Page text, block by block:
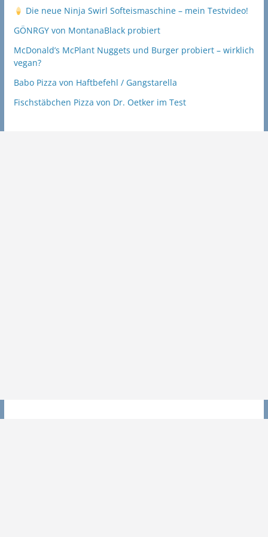
Die neue Ninja Swirl Softeismaschine – mein Testvideo!
GÖNRGY von MontanaBlack probiert
McDonald’s McPlant Nuggets und Burger probiert – wirklich
vegan?
Babo Pizza von Haftbefehl / Gangstarella
Fischstäbchen Pizza von Dr. Oetker im Test